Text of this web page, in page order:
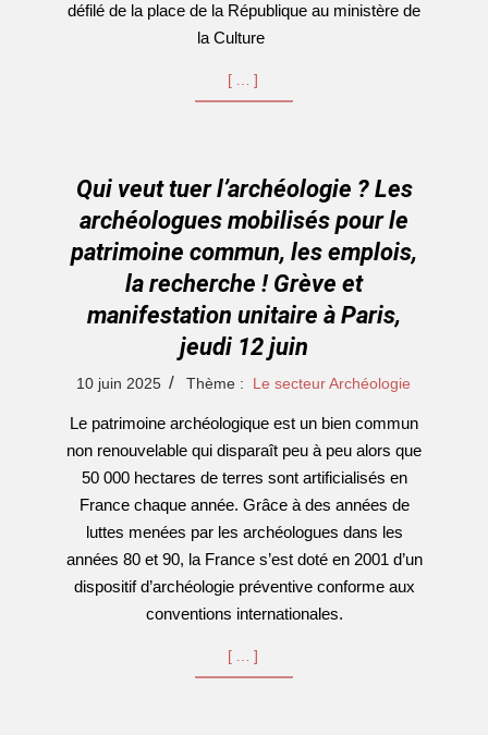
défilé de la place de la République au ministère de
la Culture
[…]
Qui veut tuer l’archéologie ? Les
archéologues mobilisés pour le
patrimoine commun, les emplois,
la recherche ! Grève et
manifestation unitaire à Paris,
jeudi 12 juin
2025-
10
10 juin 2025 Thème : Le secteur Archéologie
Le patrimoine archéologique est un bien commun
non renouvelable qui disparaît peu à peu alors que
50 000 hectares de terres sont artificialisés en
France chaque année. Grâce à des années de
luttes menées par les archéologues dans les
années 80 et 90, la France s’est doté en 2001 d’un
dispositif d’archéologie préventive conforme aux
conventions internationales.
[…]